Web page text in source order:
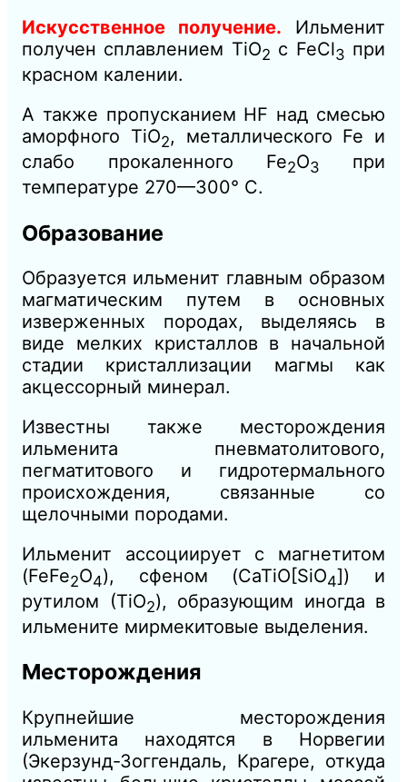
Искусственное получение. Ильменит
получен сплавлением ТiО2 с FeCl3 при
красном калении.
А также пропусканием HF над смесью
аморфного ТiО2, металлического Fe и
слабо прокаленного Fe2О3 при
температуре 270—300° С.
Образование
Образуется ильменит главным образом
магматическим путем в основных
изверженных породах, выделяясь в
виде мелких кристаллов в начальной
стадии кристаллизации магмы как
акцессорный минерал.
Известны также месторождения
ильменита пневматолитового,
пегматитового и гидротермального
происхождения, связанные со
щелочными породами.
Ильменит ассоциирует с магнетитом
(FeFe2О4), сфеном (CaTiO[SiО4]) и
рутилом (ТiО2), образующим иногда в
ильмените мирмекитовые выделения.
Месторождения
Крупнейшие месторождения
ильменита находятся в Норвегии
(Экерзунд-Зоггендаль, Крагере, откуда